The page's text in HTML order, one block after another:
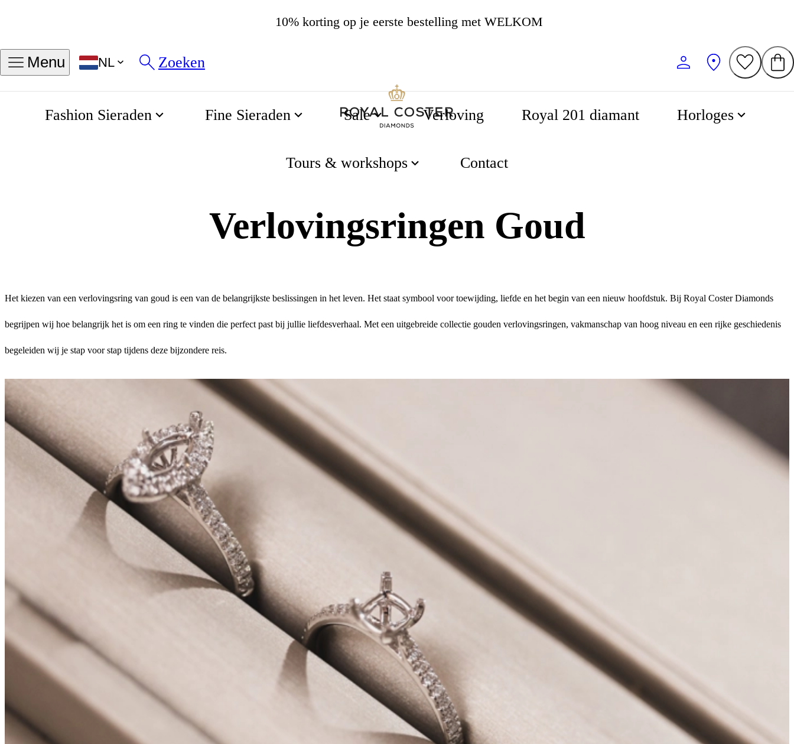
4.8 534 beoordelingen
Menu NL Zoeken
Fashion Sieraden Fine Sieraden Sale Verloving Royal 201 diamant Horloges
Tours & workshops Contact
Verlovingsringen Goud
Het kiezen van een verlovingsring van goud is een van de belangrijkste beslissingen in het leven. Het staat symbool voor toewijding, liefde en het begin van een nieuw hoofdstuk. Bij Royal Coster Diamonds
begrijpen wij hoe belangrijk het is om een ring te vinden die perfect past bij jullie liefdesverhaal. Met een uitgebreide collectie gouden verlovingsringen, vakmanschap van hoog niveau en een rijke geschiedenis
begeleiden wij je stap voor stap tijdens deze bijzondere reis.